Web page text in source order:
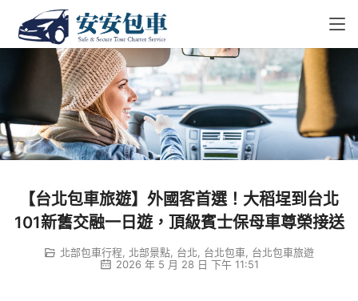
【台北包車旅遊】外國客首選！大稻埕到台北
101新舊交融一日遊，頂級賓士保母車尊榮接送
北部包車行程 北部景點 台北 台北包車
台北包車旅遊
2026 年 5 月 28 日 下午 11:51